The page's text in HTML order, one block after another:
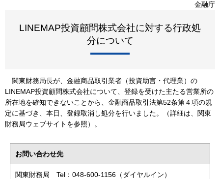
金融庁
LINEMAP投資顧問株式会社に対する行政処
分について
関東財務局長が、金融商品取引業者（投資助言・代理業）の
LINEMAP投資顧問株式会社について、登録を受けた主たる営業所の
所在地を確知できないことから、金融商品取引法第52条第４項の規
定に基づき、本日、登録取消し処分を行いました。（詳細は、関東
財務局ウェブサイトを参照）。
お問い合わせ先
関東財務局 Tel：048-600-1156（ダイヤルイン）